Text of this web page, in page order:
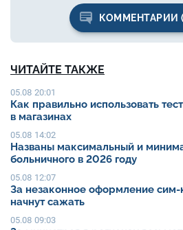
КОММЕНТАРИИ
ЧИТАЙТЕ ТАКЖЕ
05.08 20:01
Как правильно использовать
в магазинах
05.08 14:02
Названы максимальный и
больничного в 2026 году
05.08 12:07
За незаконное оформление сим-
начнут сажать
05.08 09:03